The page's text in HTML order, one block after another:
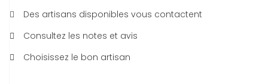
Des artisans disponibles vous contactent
Consultez les notes et avis
Choisissez le bon artisan